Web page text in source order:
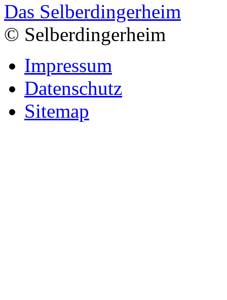
Das Selberdingerheim
© Selberdingerheim
Impressum
Datenschutz
Sitemap